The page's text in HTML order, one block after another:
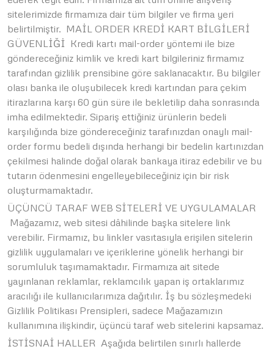
sitelerimizde firmamıza dair tüm bilgiler ve firma yeri
belirtilmiştir. MAİL ORDER KREDİ KART BİLGİLERİ
GÜVENLİĞİ Kredi kartı mail-order yöntemi ile bize
göndereceğiniz kimlik ve kredi kart bilgileriniz firmamız
tarafından gizlilik prensibine göre saklanacaktır. Bu bilgiler
olası banka ile oluşubilecek kredi kartından para çekim
itirazlarına karşı 60 gün süre ile bekletilip daha sonrasında
imha edilmektedir. Sipariş ettiğiniz ürünlerin bedeli
karşılığında bize göndereceğiniz tarafınızdan onaylı mail-
order formu bedeli dışında herhangi bir bedelin kartınızdan
çekilmesi halinde doğal olarak bankaya itiraz edebilir ve bu
tutarın ödenmesini engelleyebileceğiniz için bir risk
oluşturmamaktadır.
ÜÇÜNCÜ TARAF WEB SİTELERİ VE UYGULAMALAR
Mağazamız, web sitesi dâhilinde başka sitelere link
verebilir. Firmamız, bu linkler vasıtasıyla erişilen sitelerin
gizlilik uygulamaları ve içeriklerine yönelik herhangi bir
sorumluluk taşımamaktadır. Firmamıza ait sitede
yayınlanan reklamlar, reklamcılık yapan iş ortaklarımız
aracılığı ile kullanıcılarımıza dağıtılır. İş bu sözleşmedeki
Gizlilik Politikası Prensipleri, sadece Mağazamızın
kullanımına ilişkindir, üçüncü taraf web sitelerini kapsamaz.
İSTİSNAİ HALLER Aşağıda belirtilen sınırlı hallerde